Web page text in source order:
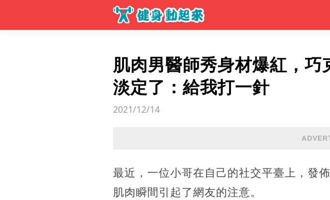
肌肉男醫師秀身材爆紅，
淡定了：給我打一針
2021/12/14
最近，一位小哥在自己的社交平臺上，發
肌肉瞬間引起了網友的注意。